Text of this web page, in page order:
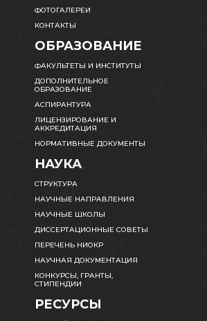
ФОТОГАЛЕРЕИ
КОНТАКТЫ
ОБРАЗОВАНИЕ
ФАКУЛЬТЕТЫ И ИНСТИТУТЫ
ДОПОЛНИТЕЛЬНОЕ
ОБРАЗОВАНИЕ
АСПИРАНТУРА
ЛИЦЕНЗИРОВАНИЕ И
АККРЕДИТАЦИЯ
НОРМАТИВНЫЕ ДОКУМЕНТЫ
НАУКА
СТРУКТУРА
НАУЧНЫЕ НАПРАВЛЕНИЯ
НАУЧНЫЕ ШКОЛЫ
ДИССЕРТАЦИОННЫЕ СОВЕТЫ
ПЕРЕЧЕНЬ НИОКР
НАУЧНАЯ ДОКУМЕНТАЦИЯ
КОНКУРСЫ, ГРАНТЫ,
СТИПЕНДИИ
РЕСУРСЫ